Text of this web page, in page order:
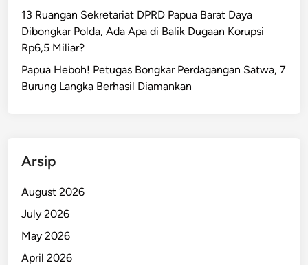
i
t
u
d
o
u
n
a
n
g
13 Ruangan Sekretariat DPRD Papua Barat Daya
Dibongkar Polda, Ada Apa di Balik Dugaan Korupsi
Rp6,5 Miliar?
Papua Heboh! Petugas Bongkar Perdagangan Satwa, 7
Burung Langka Berhasil Diamankan
Arsip
August 2026
July 2026
May 2026
April 2026